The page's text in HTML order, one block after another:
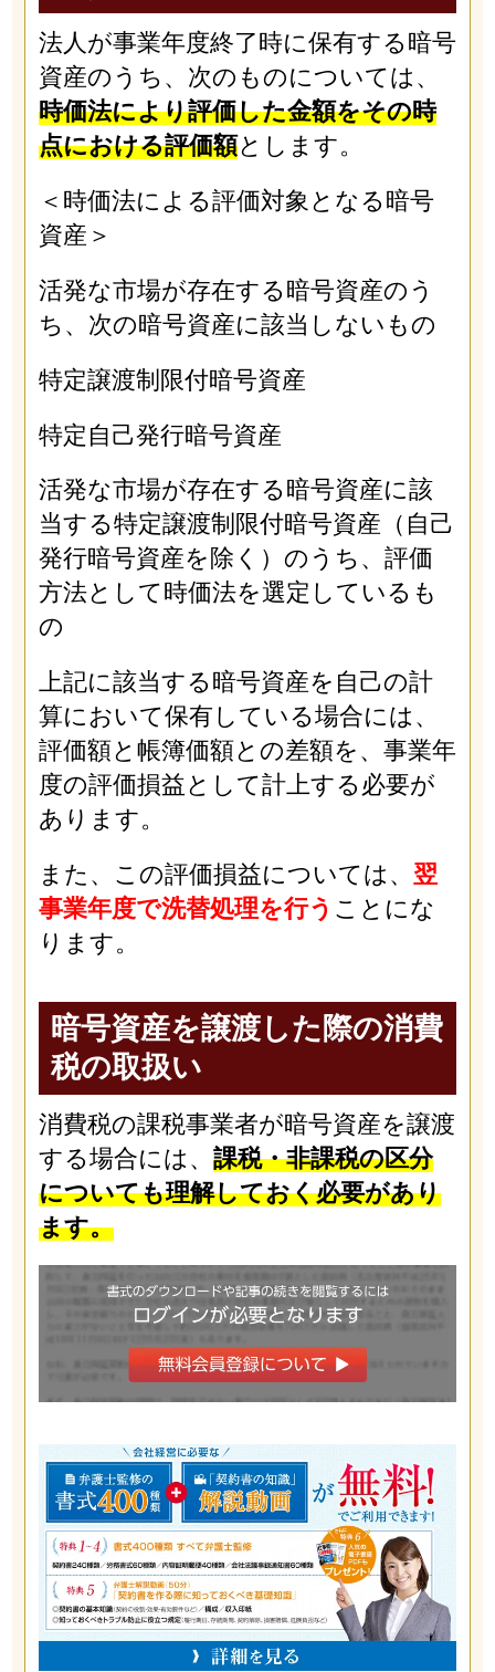
法人が事業年度終了時に保有する暗号
資産のうち、次のものについては、
時価法により評価した金額をその時
点における評価額とします。
＜時価法による評価対象となる暗号
資産＞
活発な市場が存在する暗号資産のう
ち、次の暗号資産に該当しないもの
特定譲渡制限付暗号資産
特定自己発行暗号資産
活発な市場が存在する暗号資産に該
当する特定譲渡制限付暗号資産（自己
発行暗号資産を除く）のうち、評価
方法として時価法を選定しているも
の
上記に該当する暗号資産を自己の計
算において保有している場合には、
評価額と帳簿価額との差額を、事業年
度の評価損益として計上する必要が
あります。
また、この評価損益については、 翌
事業年度で洗替処理を行う ことにな
ります。
暗号資産を譲渡した際の消費
税の取扱い
消費税の課税事業者が暗号資産を譲渡
する場合には、 課税・非課税の区分
についても理解しておく必要があり
ます。